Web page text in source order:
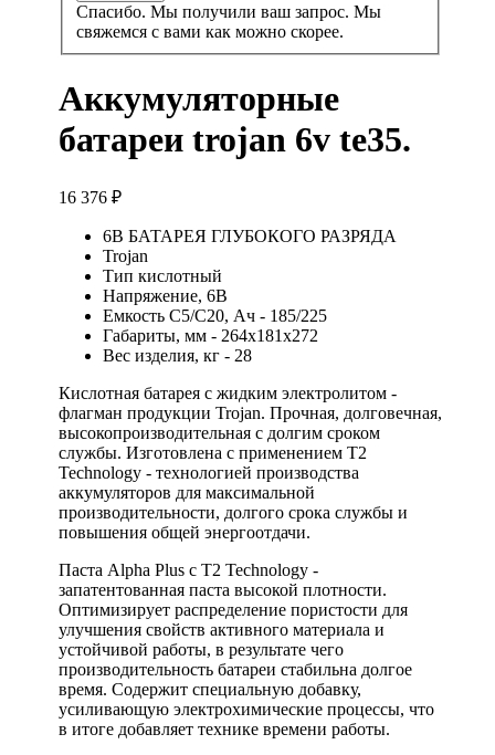
Спасибо. Мы получили ваш запрос. Мы
свяжемся с вами как можно скорее.
Аккумуляторные
батареи trojan 6v te35.
16 376 ₽
6В БАТАРЕЯ ГЛУБОКОГО РАЗРЯДА
Trojan
Тип кислотный
Напряжение, 6В
Емкость C5/С20, Ач - 185/225
Габариты, мм - 264x181x272
Вес изделия, кг - 28
Кислотная батарея с жидким электролитом -
флагман продукции Trojan. Прочная, долговечная,
высокопроизводительная с долгим сроком
службы. Изготовлена с применением T2
Technology - технологией производства
аккумуляторов для максимальной
производительности, долгого срока службы и
повышения общей энергоотдачи.
Паста Alpha Plus с T2 Technology -
запатентованная паста высокой плотности.
Оптимизирует распределение пористости для
улучшения свойств активного материала и
устойчивой работы, в результате чего
производительность батареи стабильна долгое
время. Содержит специальную добавку,
усиливающую электрохимические процессы, что
в итоге добавляет технике времени работы.